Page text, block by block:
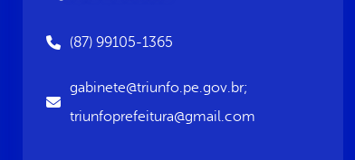
(87) 99105-1365
gabinete@triunfo.pe.gov.br;
triunfoprefeitura@gmail.com